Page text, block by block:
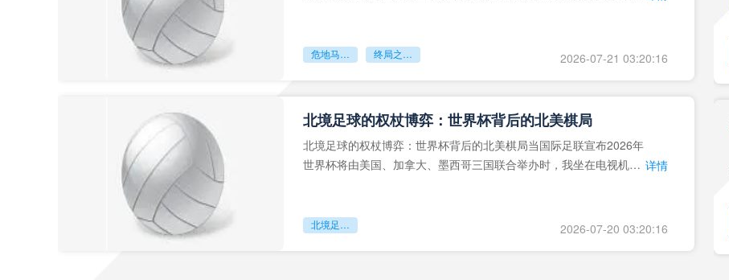
危地马拉困守墨超迷局 终局之战能否破晓重生？ 2026-07-21 03:20:16
北境足球的权杖博弈：世界杯背后的北美棋局
北境足球的权杖博弈：世界杯背后的北美棋局当国际足联宣布2026年
世界杯将由美国、加拿大、墨西哥三国联合举办时，我坐在电视机
详情
北境足球的权杖博弈：世界杯背后的北美棋局 2026-07-20 03:20:16